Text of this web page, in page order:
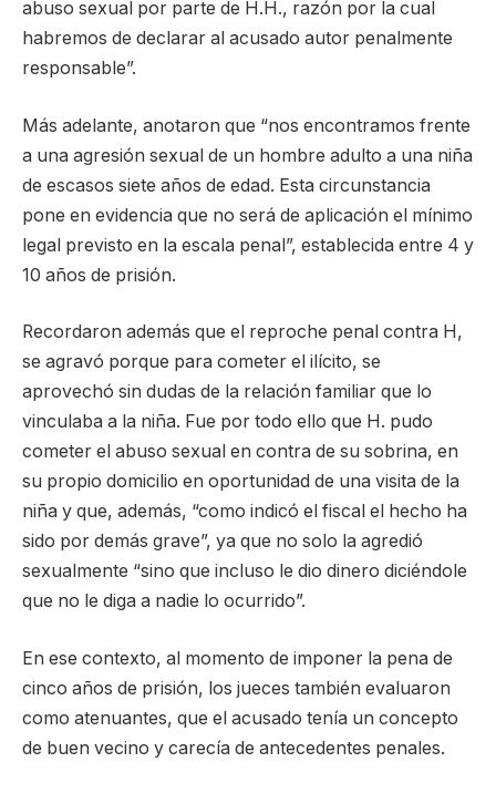
abuso sexual por parte de H.H., razón por la cual
habremos de declarar al acusado autor penalmente
responsable”.
Más adelante, anotaron que “nos encontramos frente
a una agresión sexual de un hombre adulto a una niña
de escasos siete años de edad. Esta circunstancia
pone en evidencia que no será de aplicación el mínimo
legal previsto en la escala penal”, establecida entre 4 y
10 años de prisión.
Recordaron además que el reproche penal contra H,
se agravó porque para cometer el ilícito, se
aprovechó sin dudas de la relación familiar que lo
vinculaba a la niña. Fue por todo ello que H. pudo
cometer el abuso sexual en contra de su sobrina, en
su propio domicilio en oportunidad de una visita de la
niña y que, además, “como indicó el fiscal el hecho ha
sido por demás grave”, ya que no solo la agredió
sexualmente “sino que incluso le dio dinero diciéndole
que no le diga a nadie lo ocurrido”.
En ese contexto, al momento de imponer la pena de
cinco años de prisión, los jueces también evaluaron
como atenuantes, que el acusado tenía un concepto
de buen vecino y carecía de antecedentes penales.